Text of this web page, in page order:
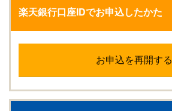
楽天銀行口座IDでお申込したかた
お申込を再開する